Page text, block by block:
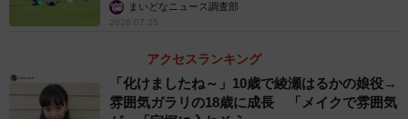
© 星野 真・小学館／ 「ノケモノたちの夜」製作委員会
【第三夜：リバーサイド・マーダー】あらすじ
まいどなニュース調査部
2026.07.25
アクセスランキング
「化けましたね～」10歳で綾瀬はるかの娘役→
雰囲気ガラリの18歳に成長 「メイクで雰囲気